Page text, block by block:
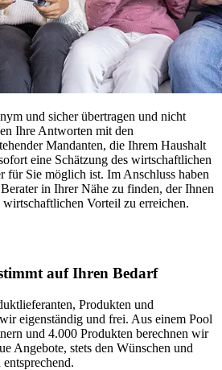
und sicher übertragen und nicht
Ihre Antworten mit den
Mandanten, die Ihrem Haushalt
eine Schätzung des wirtschaftlichen
für Sie möglich ist. Im Anschluss haben
in Ihrer Nähe zu finden, der Ihnen
Vorteil zu erreichen.
auf Ihren Bedarf
Produkten und
eigenständig und frei. Aus einem Pool
und 4.000 Produkten berechnen wir
Angebote, stets den Wünschen und